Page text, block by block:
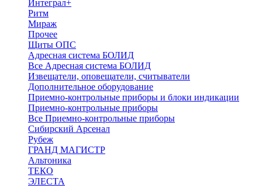
Интеграл+
Ритм
Мираж
Прочее
Щиты ОПС
Адресная система БОЛИД
Все Адресная система БОЛИД
Извещатели, оповещатели, считыватели
Дополнительное оборудование
Приемно-контрольные приборы и блоки индикации
Приемно-контрольные приборы
Все Приемно-контрольные приборы
Сибирский Арсенал
Рубеж
ГРАНД МАГИСТР
Альтоника
ТЕКО
ЭЛЕСТА